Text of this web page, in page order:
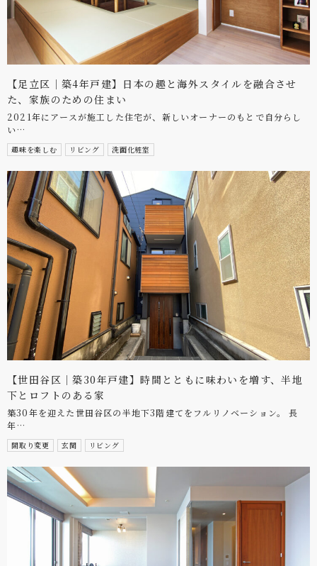
【足立区｜築4年戸建】日本の趣と海外スタイルを融合させ
た、家族のための住まい
2021年にアースが施工した住宅が、新しいオーナーのもとで自分らし
い…
趣味を楽しむ リビング 洗面化粧室
【世田谷区｜築30年戸建】時間とともに味わいを増す、半地
下とロフトのある家
築30年を迎えた世田谷区の半地下3階建てをフルリノベーション。 長
年…
間取り変更 玄関 リビング